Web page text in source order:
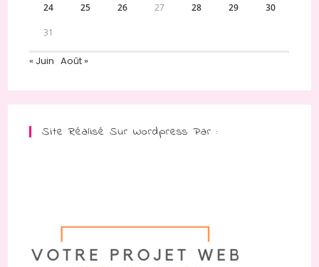
24 25 26 27 28 29 30
31
« Juin Août »
Site Réalisé Sur Wordpress Par :